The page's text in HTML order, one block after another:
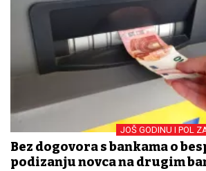
JOŠ GODINU I POL
Bez dogovora s bankama o
podizanju novca na drugim